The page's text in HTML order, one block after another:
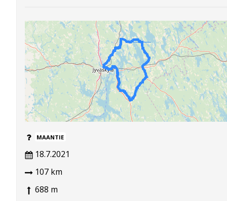
MAANTIE
18.7.2021
107 km
688 m